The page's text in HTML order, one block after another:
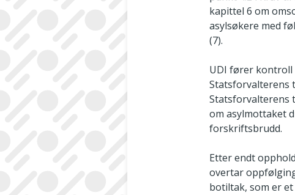
kapittel 6 om
asylsøkere med
(7).
UDI fører kontroll
Statsforvalterens
Statsforvalterens
om asylmottaket
forskriftsbrudd.
Etter endt
overtar
botiltak, som er